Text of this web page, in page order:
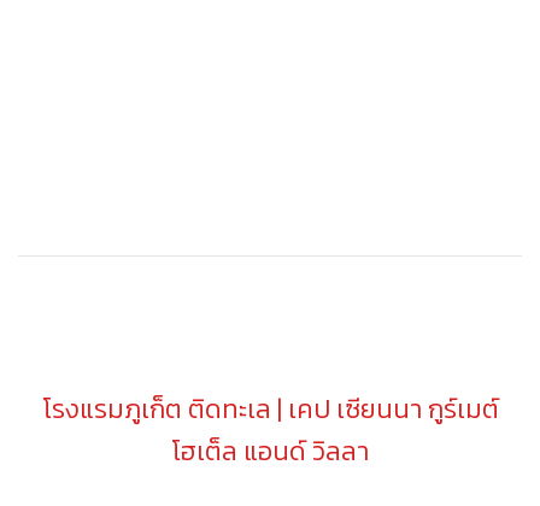
โรงแรมภูเก็ต ติดทะเล | เคป เซียนนา กูร์เมต์
โฮเต็ล แอนด์ วิลลา